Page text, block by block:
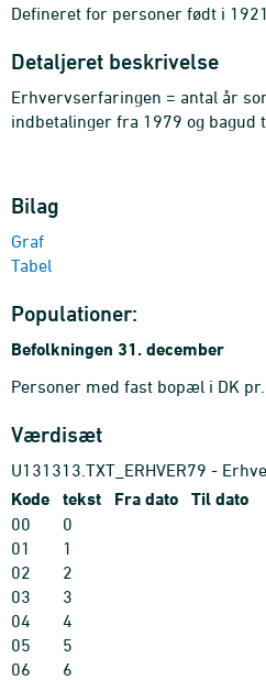
Defineret for personer født i
Detaljeret beskrivelse
Erhvervserfaringen = antal år
indbetalinger fra 1979 og
Bilag
Graf
Tabel
Populationer:
Befolkningen 31. december
Personer med fast bopæl i DK
Værdisæt
U131313.TXT_ERHVER79 -
Kode tekst Fra dato Til dato
00
0
01
1
02
2
03
3
04
4
05
5
06
6